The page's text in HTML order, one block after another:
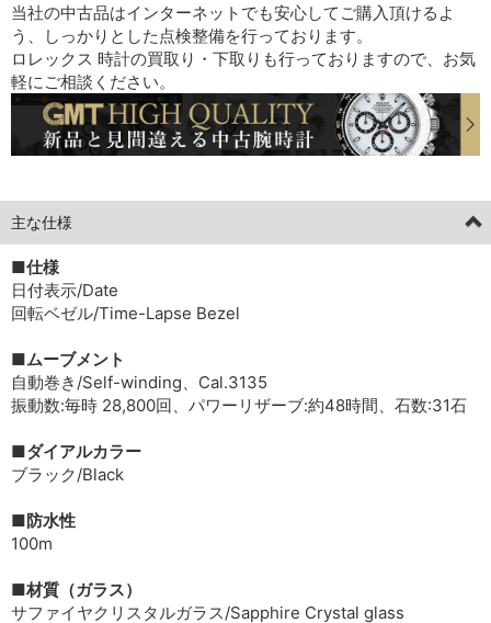
当社の中古品はインターネットでも安心してご購入頂けるよ
う、しっかりとした点検整備を行っております。
ロレックス 時計の買取り・下取りも行っておりますので、お気
軽にご相談ください。
主な仕様
■仕様
日付表示/Date
回転ベゼル/Time-Lapse Bezel
■ムーブメント
自動巻き/Self-winding、Cal.3135
振動数:毎時 28,800回、パワーリザーブ:約48時間、石数:31石
■ダイアルカラー
ブラック/Black
■防水性
100m
■材質（ガラス）
サファイヤクリスタルガラス/Sapphire Crystal glass